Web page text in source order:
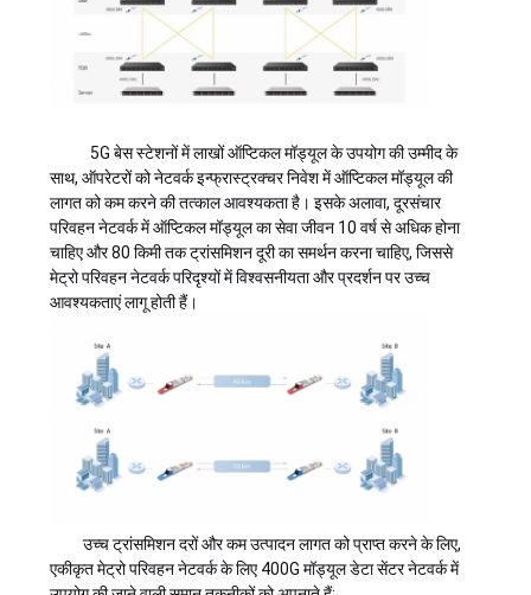
5G बेस स्टेशनों में लाखों ऑप्टिकल मॉड्यूल के उपयोग की उम्मीद के
साथ, ऑपरेटरों को नेटवर्क इन्फ्रास्ट्रक्चर निवेश में ऑप्टिकल मॉड्यूल की
लागत को कम करने की तत्काल आवश्यकता है। इसके अलावा, दूरसंचार
परिवहन नेटवर्क में ऑप्टिकल मॉड्यूल का सेवा जीवन 10 वर्ष से अधिक होना
चाहिए और 80 किमी तक ट्रांसमिशन दूरी का समर्थन करना चाहिए, जिससे
मेट्रो परिवहन नेटवर्क परिदृश्यों में विश्वसनीयता और प्रदर्शन पर उच्च
आवश्यकताएं लागू होती हैं।
उच्च ट्रांसमिशन दरों और कम उत्पादन लागत को प्राप्त करने के लिए,
एकीकृत मेट्रो परिवहन नेटवर्क के लिए 400G मॉड्यूल डेटा सेंटर नेटवर्क में